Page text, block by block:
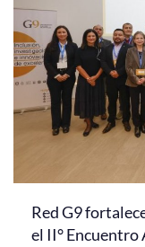
Red G9
el II° Encuentro